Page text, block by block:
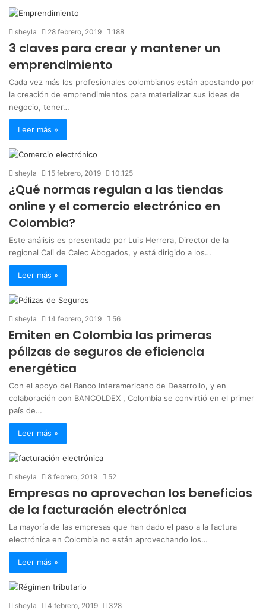
sheyla 28 febrero, 2019 188
3 claves para crear y mantener un
emprendimiento
Cada vez más los profesionales colombianos están apostando por
la creación de emprendimientos para materializar sus ideas de
negocio, tener…
Leer más »
sheyla 15 febrero, 2019 10.125
¿Qué normas regulan a las tiendas
online y el comercio electrónico en
Colombia?
Este análisis es presentado por Luis Herrera, Director de la
regional Cali de Calec Abogados, y está dirigido a los…
Leer más »
sheyla 14 febrero, 2019 56
Emiten en Colombia las primeras
pólizas de seguros de eficiencia
energética
Con el apoyo del Banco Interamericano de Desarrollo, y en
colaboración con BANCOLDEX , Colombia se convirtió en el primer
país de…
Leer más »
sheyla 8 febrero, 2019 52
Empresas no aprovechan los beneficios
de la facturación electrónica
La mayoría de las empresas que han dado el paso a la factura
electrónica en Colombia no están aprovechando los…
Leer más »
sheyla 4 febrero, 2019 328